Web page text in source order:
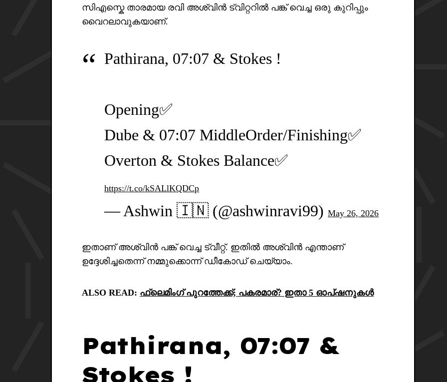
സിഎസ്കെ താരമായ രവി അശ്വിൻ ട്വിറ്ററിൽ പങ്ക് വെച്ച ഒരു കുറിപ്പും
വൈറലാവുകയാണ്.
Pathirana, 07:07 & Stokes !
Opening✅
Dube & 07:07 MiddleOrder/Finishing✅
Overton & Stokes Balance✅
https://t.co/kSALlKQDCp
— Ashwin 🇮🇳 (@ashwinravi99)May 26, 2026
ഇതാണ് അശ്വിൻ പങ്ക് വെച്ച ട്വീറ്റ്. ഇതിൽ അശ്വിൻ എന്താണ്
ഉദ്ദേശിച്ചതെന്ന് നമ്മുക്കൊന്ന് ഡീകോഡ് ചെയ്യാം.
ALSO READ: ഫ്ലെമിംഗ് പുറത്തേക്ക്; പകരമാര്? ഇതാ 5 ഓപ്‌ഷനുകൾ
Pathirana, 07:07 &
Stokes !